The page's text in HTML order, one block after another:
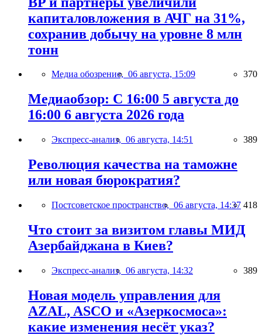
капиталовложения в АЧГ на 31%,
сохранив добычу на уровне 8 млн
тонн
Медиа обозрение, 06 августа, 15:09 370
Медиаобзор: С 16:00 5 августа до
16:00 6 августа 2026 года
Экспресс-анализ, 06 августа, 14:51 389
Революция качества на таможне
или новая бюрократия?
Постсоветское пространство, 06 августа, 14:37 418
Что стоит за визитом главы МИД
Азербайджана в Киев?
Экспресс-анализ, 06 августа, 14:32 389
Новая модель управления для
AZAL, ASCO и «Азеркосмоса»:
какие изменения несёт указ?